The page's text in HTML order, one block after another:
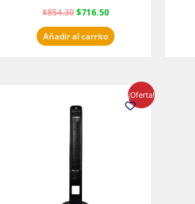
$854.30$716.50
Añadir al carrito
¡Oferta!
original
era:
precio
actual